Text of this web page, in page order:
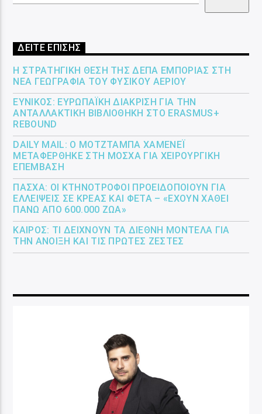
ΔΕΙΤΕ ΕΠΙΣΗΣ
Η ΣΤΡΑΤΗΓΙΚΉ ΘΈΣΗ ΤΗΣ ΔΕΠΑ ΕΜΠΟΡΊΑΣ ΣΤΗ
ΝΈΑ ΓΕΩΓΡΑΦΊΑ ΤΟΥ ΦΥΣΙΚΟΎ ΑΕΡΊΟΥ
ΕΎΝΙΚΟΣ: ΕΥΡΩΠΑΪΚΉ ΔΙΆΚΡΙΣΗ ΓΙΑ ΤΗΝ
ΑΝΤΑΛΛΑΚΤΙΚΉ ΒΙΒΛΙΟΘΉΚΗ ΣΤΟ ERASMUS+
REBOUND
DAILY MAIL: Ο ΜΟΤΖΤΆΜΠΑ ΧΑΜΕΝΕΪ́
ΜΕΤΑΦΈΡΘΗΚΕ ΣΤΗ ΜΌΣΧΑ ΓΙΑ ΧΕΙΡΟΥΡΓΙΚΉ
ΕΠΈΜΒΑΣΗ
ΠΆΣΧΑ: ΟΙ ΚΤΗΝΟΤΡΌΦΟΙ ΠΡΟΕΙΔΟΠΟΙΟΎΝ ΓΙΑ
ΕΛΛΕΊΨΕΙΣ ΣΕ ΚΡΈΑΣ ΚΑΙ ΦΈΤΑ – «ΈΧΟΥΝ ΧΑΘΕΊ
ΠΆΝΩ ΑΠΌ 600.000 ΖΏΑ»
ΚΑΙΡΌΣ: ΤΙ ΔΕΊΧΝΟΥΝ ΤΑ ΔΙΕΘΝΉ ΜΟΝΤΈΛΑ ΓΙΑ
ΤΗΝ ΆΝΟΙΞΗ ΚΑΙ ΤΙΣ ΠΡΏΤΕΣ ΖΈΣΤΕΣ